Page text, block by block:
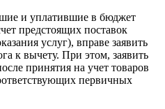
и уплатившие в бюджет
предстоящих поставок
услуг), вправе заявить
к вычету. При этом, заявить
принятия на учет товаров
первичных